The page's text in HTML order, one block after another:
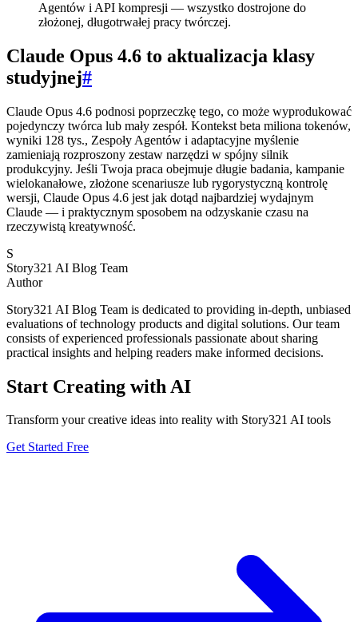
Agentów i API kompresji — wszystko dostrojone do
złożonej, długotrwałej pracy twórczej.
Claude Opus 4.6 to aktualizacja klasy
studyjnej#
Claude Opus 4.6 podnosi poprzeczkę tego, co może wyprodukować
pojedynczy twórca lub mały zespół. Kontekst beta miliona tokenów,
wyniki 128 tys., Zespoły Agentów i adaptacyjne myślenie
zamieniają rozproszony zestaw narzędzi w spójny silnik
produkcyjny. Jeśli Twoja praca obejmuje długie badania, kampanie
wielokanałowe, złożone scenariusze lub rygorystyczną kontrolę
wersji, Claude Opus 4.6 jest jak dotąd najbardziej wydajnym
Claude — i praktycznym sposobem na odzyskanie czasu na
rzeczywistą kreatywność.
S
Story321 AI Blog Team
Author
Story321 AI Blog Team is dedicated to providing in-depth, unbiased
evaluations of technology products and digital solutions. Our team
consists of experienced professionals passionate about sharing
practical insights and helping readers make informed decisions.
Start Creating with AI
Transform your creative ideas into reality with Story321 AI tools
Get Started Free